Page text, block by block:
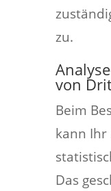
zu.
von
Beim
kann Ihr
Das